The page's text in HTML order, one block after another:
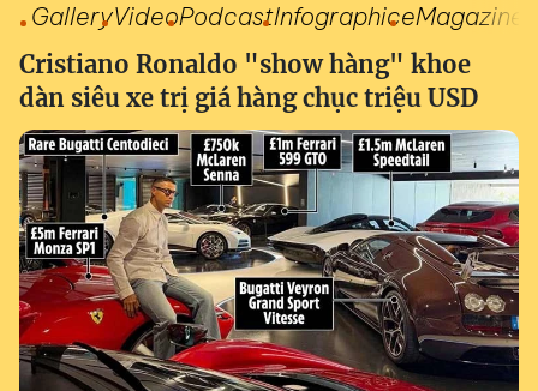
GalleryVideoPodcastInfographiceMagazine
Cristiano Ronaldo "show hàng" khoe
dàn siêu xe trị giá hàng chục triệu USD